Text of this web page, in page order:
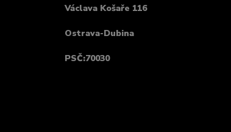
Václava Košaře 116
Ostrava-Dubina
PSČ:70030